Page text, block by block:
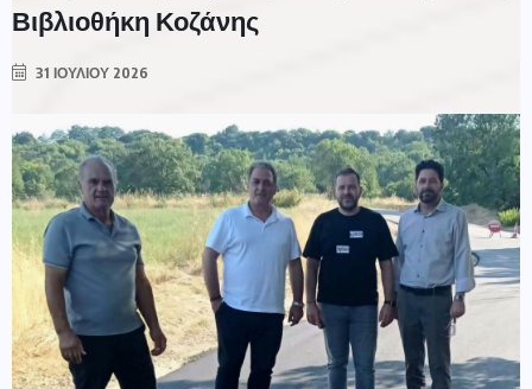
Βιβλιοθήκη Κοζάνης
31 ΙΟΥΛΊΟΥ 2026